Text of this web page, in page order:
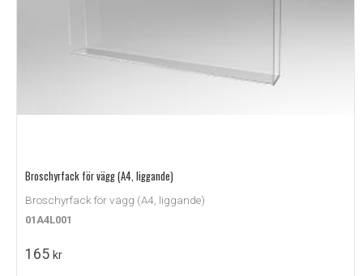
Broschyrfack för vägg (A4, liggande)
Broschyrfack för vägg (A4, liggande)
01A4L001
165 kr